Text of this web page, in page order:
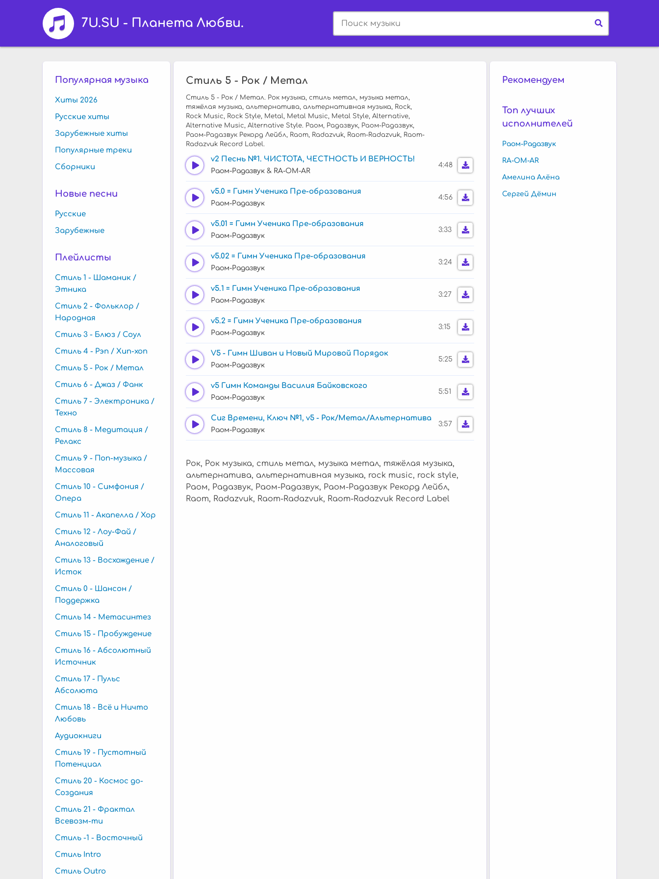
7U.SU - Планета Любви.
Популярная музыка
Хиты 2026
Русские хиты
Зарубежные хиты
Популярные треки
Сборники
Новые песни
Русские
Зарубежные
Плейлисты
Стиль 1 - Шаманик /
Этника
Стиль 2 - Фольклор /
Народная
Стиль 3 - Блюз / Соул
Стиль 4 - Рэп / Хип-хоп
Стиль 5 - Рок / Метал
Стиль 6 - Джаз / Фанк
Стиль 7 - Электроника /
Техно
Стиль 8 - Медитация /
Релакс
Стиль 9 - Поп-музыка /
Массовая
Стиль 10 - Симфония /
Опера
Стиль 11 - Акапелла / Хор
Стиль 12 - Лоу-Фай /
Аналоговый
Стиль 13 - Восхождение /
Исток
Стиль 0 - Шансон /
Поддержка
Стиль 14 - Метасинтез
Стиль 15 - Пробуждение
Стиль 16 - Абсолютный
Источник
Стиль 17 - Пульс
Абсолюта
Стиль 18 - Всё и Ничто
Любовь
Аудиокниги
Стиль 19 - Пустотный
Потенциал
Стиль 20 - Космос до-
Создания
Стиль 21 - Фрактал
Всевозм-ти
Стиль -1 - Восточный
Стиль Intro
Стиль Outro
Стиль 5 - Рок / Метал
Стиль 5 - Рок / Метал. Рок музыка, стиль метал, музыка метал,
тяжёлая музыка, альтернатива, альтернативная музыка, Rock,
Rock Music, Rock Style, Metal, Metal Music, Metal Style, Alternative,
Alternative Music, Alternative Style. Раом, Радазвук, Раом-Радазвук,
Раом-Радазвук Рекорд Лейбл, Raom, Radazvuk, Raom-Radazvuk, Raom-
Radazvuk Record Label.
v2 Песнь №1. ЧИСТОТА, ЧЕСТНОСТЬ И ВЕРНОСТЬ!
Раом-Радазвук & RA-OM-AR
4:48
v5.0 = Гимн Ученика Пре-образования
Раом-Радазвук
4:56
v5.01 = Гимн Ученика Пре-образования
Раом-Радазвук
3:33
v5.02 = Гимн Ученика Пре-образования
Раом-Радазвук
3:24
v5.1 = Гимн Ученика Пре-образования
Раом-Радазвук
3:27
v5.2 = Гимн Ученика Пре-образования
Раом-Радазвук
3:15
V5 - Гимн Шиван и Новый Мировой Порядок
Раом-Радазвук
5:25
v5 Гимн Команды Василия Байковского
Раом-Радазвук
5:51
Сиг Времени, Ключ №1, v5 - Рок/Метал/Альтернатива
Раом-Радазвук
3:57
Рок, Рок музыка, стиль метал, музыка метал, тяжёлая музыка,
альтернатива, альтернативная музыка, rock music, rock style,
Раом, Радазвук, Раом-Радазвук, Раом-Радазвук Рекорд Лейбл,
Raom, Radazvuk, Raom-Radazvuk, Raom-Radazvuk Record Label
Рекомендуем
Топ лучших
исполнителей
Раом-Радазвук
RA-OM-AR
Амелина Алёна
Сергей Дёмин